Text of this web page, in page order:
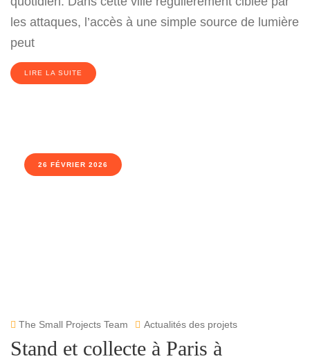
les attaques, l’accès à une simple source de lumière
peut
LIRE LA SUITE
26 FÉVRIER 2026
The Small Projects Team Actualités des projets
Stand et collecte à Paris à